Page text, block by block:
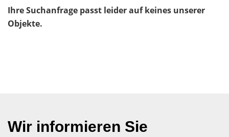
Ihre Suchanfrage passt leider auf keines unserer
Objekte.
Wir informieren Sie